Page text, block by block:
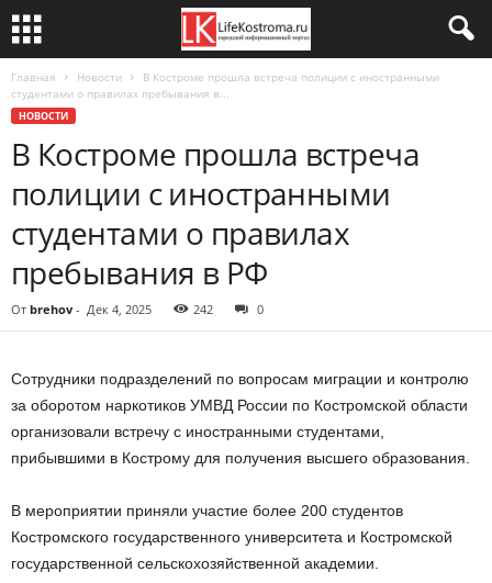
Главная Новости
В Костроме прошла встреча полиции с иностранными
студентами о правилах пребывания в...
НОВОСТИ
В Костроме прошла встреча
полиции с иностранными
студентами о правилах
пребывания в РФ
От brehov - Дек 4, 2025 242 0
Сотрудники подразделений по вопросам миграции и контролю
за оборотом наркотиков УМВД России по Костромской области
организовали встречу с иностранными студентами,
прибывшими в Кострому для получения высшего образования.
В мероприятии приняли участие более 200 студентов
Костромского государственного университета и Костромской
государственной сельскохозяйственной академии.